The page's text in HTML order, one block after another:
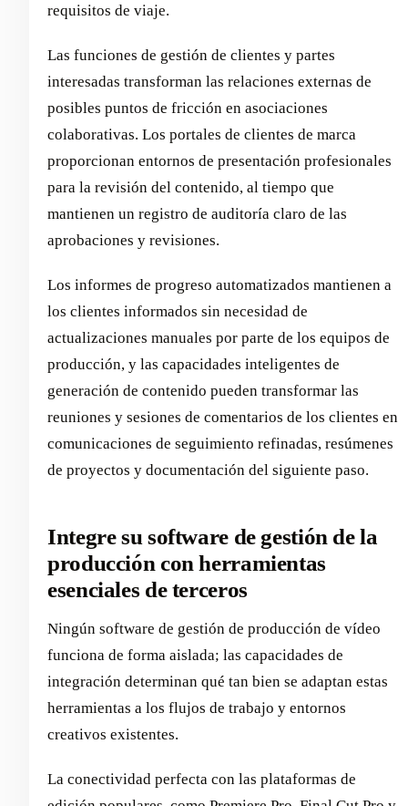
requisitos de viaje.
Las funciones de gestión de clientes y partes
interesadas transforman las relaciones externas de
posibles puntos de fricción en asociaciones
colaborativas. Los portales de clientes de marca
proporcionan entornos de presentación profesionales
para la revisión del contenido, al tiempo que
mantienen un registro de auditoría claro de las
aprobaciones y revisiones.
Los informes de progreso automatizados mantienen a
los clientes informados sin necesidad de
actualizaciones manuales por parte de los equipos de
producción, y las capacidades inteligentes de
generación de contenido pueden transformar las
reuniones y sesiones de comentarios de los clientes en
comunicaciones de seguimiento refinadas, resúmenes
de proyectos y documentación del siguiente paso.
Integre su software de gestión de la
producción con herramientas
esenciales de terceros
Ningún software de gestión de producción de vídeo
funciona de forma aislada; las capacidades de
integración determinan qué tan bien se adaptan estas
herramientas a los flujos de trabajo y entornos
creativos existentes.
La conectividad perfecta con las plataformas de